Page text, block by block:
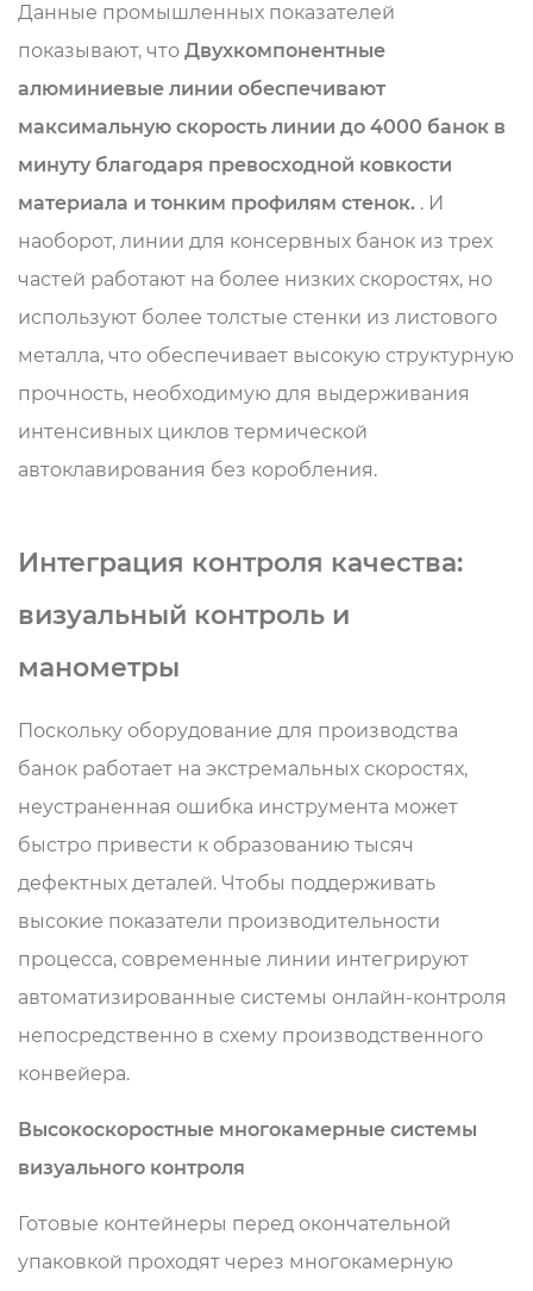
Данные промышленных показателей
показывают, что Двухкомпонентные
алюминиевые линии обеспечивают
максимальную скорость линии до 4000 банок в
минуту благодаря превосходной ковкости
материала и тонким профилям стенок. . И
наоборот, линии для консервных банок из трех
частей работают на более низких скоростях, но
используют более толстые стенки из листового
металла, что обеспечивает высокую структурную
прочность, необходимую для выдерживания
интенсивных циклов термической
автоклавирования без коробления.
Интеграция контроля качества:
визуальный контроль и
манометры
Поскольку оборудование для производства
банок работает на экстремальных скоростях,
неустраненная ошибка инструмента может
быстро привести к образованию тысяч
дефектных деталей. Чтобы поддерживать
высокие показатели производительности
процесса, современные линии интегрируют
автоматизированные системы онлайн-контроля
непосредственно в схему производственного
конвейера.
Высокоскоростные многокамерные системы
визуального контроля
Готовые контейнеры перед окончательной
упаковкой проходят через многокамерную